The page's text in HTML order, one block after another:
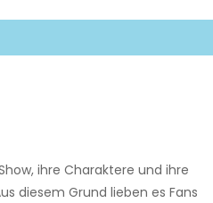
ihre Charaktere und ihre
diesem Grund lieben es Fans